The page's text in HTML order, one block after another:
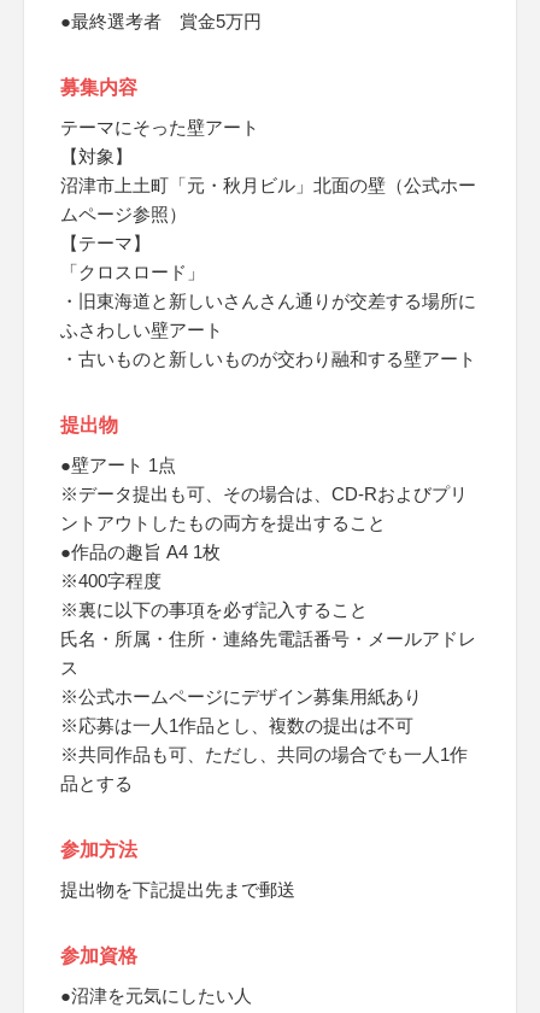
●最終選考者 賞金5万円
募集内容
テーマにそった壁アート
【対象】
沼津市上土町「元・秋月ビル」北面の壁（公式ホー
ムページ参照）
【テーマ】
「クロスロード」
・旧東海道と新しいさんさん通りが交差する場所に
ふさわしい壁アート
・古いものと新しいものが交わり融和する壁アート
提出物
●壁アート 1点
※データ提出も可、その場合は、CD-Rおよびプリ
ントアウトしたもの両方を提出すること
●作品の趣旨 A4 1枚
※400字程度
※裏に以下の事項を必ず記入すること
氏名・所属・住所・連絡先電話番号・メールアドレ
ス
※公式ホームページにデザイン募集用紙あり
※応募は一人1作品とし、複数の提出は不可
※共同作品も可、ただし、共同の場合でも一人1作
品とする
参加方法
提出物を下記提出先まで郵送
参加資格
●沼津を元気にしたい人